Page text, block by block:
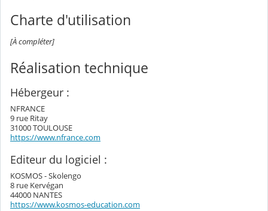
Charte d'utilisation
[À compléter]
Réalisation technique
Hébergeur :
NFRANCE
9 rue Ritay
31000 TOULOUSE
https://www.nfrance.com
Editeur du logiciel :
KOSMOS - Skolengo
8 rue Kervégan
44000 NANTES
https://www.kosmos-education.com